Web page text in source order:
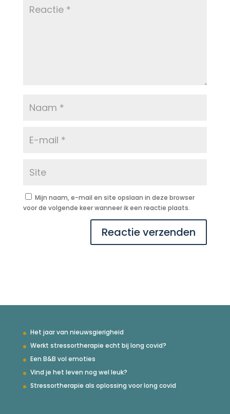
Mijn naam, e-mail en site opslaan in deze browser
voor de volgende keer wanneer ik een reactie plaats.
Het jaar van nieuwsgierigheid
Werkt stressortherapie echt bij long covid?
Een B&B vol emoties
Vind je het leven nog wel leuk?
Stressortherapie als oplossing voor long covid